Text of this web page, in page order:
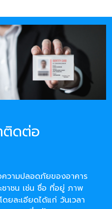
ติดต่อ
วามปลอดภัยของอาคาร
ชาชน เช่น ชื่อ ที่อยู่ ภาพ
ยละเอียดได้แก่ วันเวลา